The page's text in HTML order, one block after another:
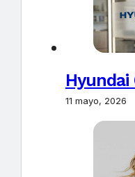
11 mayo, 2026